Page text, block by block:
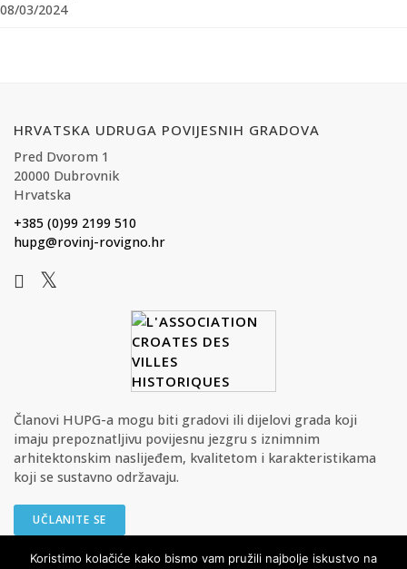
08/03/2024
HRVATSKA UDRUGA POVIJESNIH GRADOVA
Pred Dvorom 1
20000 Dubrovnik
Hrvatska
+385 (0)99 2199 510
hupg@rovinj-rovigno.hr
Članovi HUPG-a mogu biti gradovi ili dijelovi grada koji
imaju prepoznatljivu povijesnu jezgru s iznimnim
arhitektonskim naslijeđem, kvalitetom i karakteristikama
koji se sustavno održavaju.
UČLANITE SE
Koristimo kolačiće kako bismo vam pružili najbolje iskustvo na